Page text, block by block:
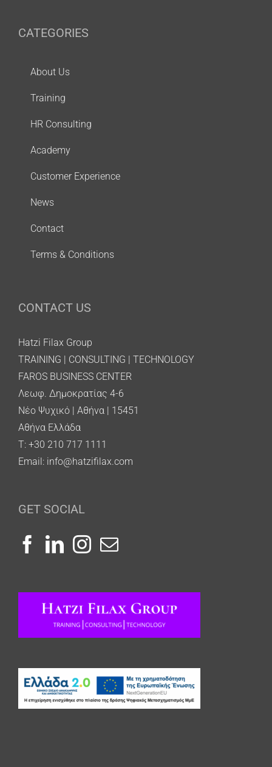
CATEGORIES
About Us
Training
HR Consulting
Academy
Customer Experience
News
Contact
Terms & Conditions
CONTACT US
Hatzi Filax Group
TRAINING | CONSULTING | TECHNOLOGY
FAROS BUSINESS CENTER
Λεωφ. Δημοκρατίας 4-6
Νέο Ψυχικό | Αθήνα | 15451
Αθήνα Ελλάδα
T: +30 210 717 1111
Email: info@hatzifilax.com
GET SOCIAL